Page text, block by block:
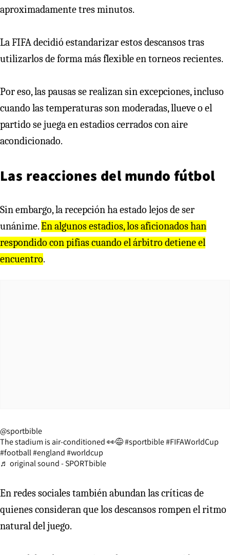
aproximadamente tres minutos.
La FIFA decidió estandarizar estos descansos tras
utilizarlos de forma más flexible en torneos recientes.
Por eso, las pausas se realizan sin excepciones, incluso
cuando las temperaturas son moderadas, llueve o el
partido se juega en estadios cerrados con aire
acondicionado.
Las reacciones del mundo fútbol
Sin embargo, la recepción ha estado lejos de ser
unánime.En algunos estadios, los aficionados han
respondido con pifias cuando el árbitro detiene el
encuentro.
@sportbible
The stadium is air-conditioned 👀😅#sportbible#FIFAWorldCup
#football#england#worldcup
♬ original sound - SPORTbible
En redes sociales también abundan las críticas de
quienes consideran que los descansos rompen el ritmo
natural del juego.